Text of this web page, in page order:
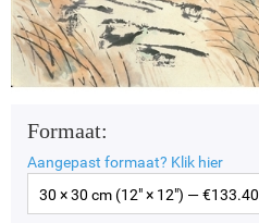
Formaat:
Aangepast formaat? Klik hier
30 × 30 cm (12" × 12") — €133.40